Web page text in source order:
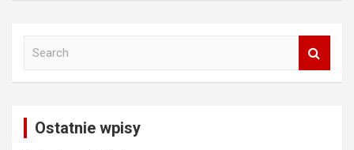
Ostatnie wpisy